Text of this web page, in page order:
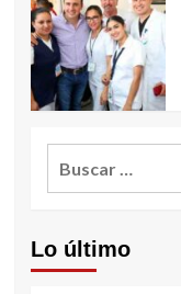
Lo último